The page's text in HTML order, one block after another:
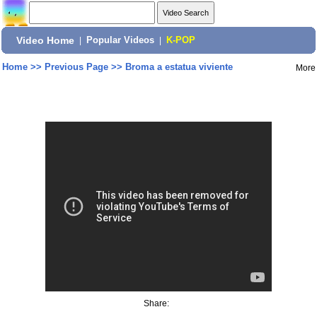
Video Home Popular Videos K-POP
Home>> Previous Page>> Broma a estatua viviente More
Share: